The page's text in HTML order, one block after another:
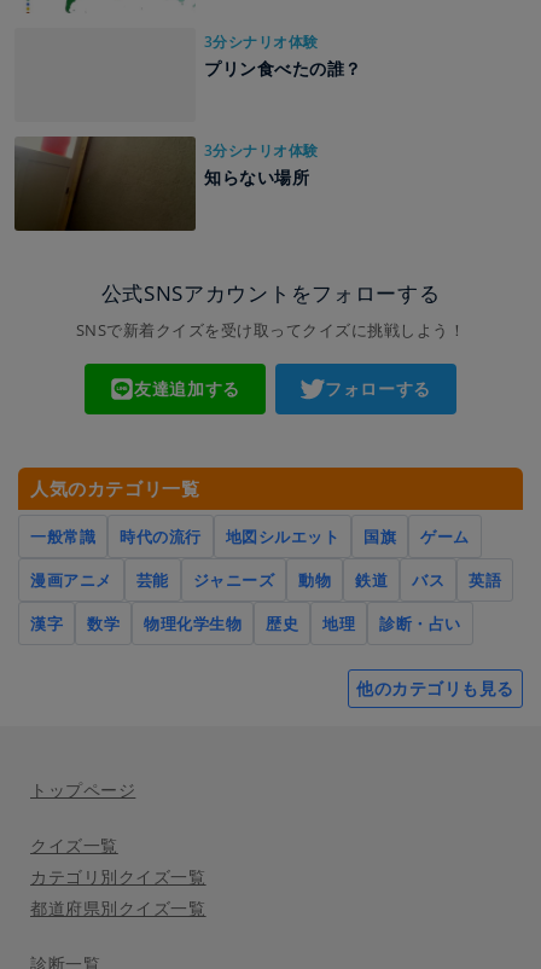
3分シナリオ体験
プリン食べたの誰？
3分シナリオ体験
知らない場所
公式SNSアカウントをフォローする
SNSで新着クイズを受け取ってクイズに挑戦しよう！
友達追加する フォローする
人気のカテゴリ一覧
一般常識 時代の流行 地図シルエット 国旗
ゲーム
漫画アニメ
芸能 ジャニーズ 動物 鉄道 バス
英語
漢字
数学 物理化学生物 歴史 地理 診断・占い
他のカテゴリも見る
トップページ
クイズ一覧
カテゴリ別クイズ一覧
都道府県別クイズ一覧
診断一覧